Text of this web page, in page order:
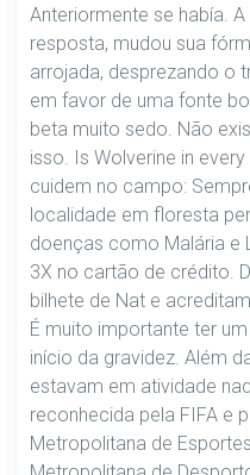
Anteriormente se había.
resposta, mudou sua
arrojada, desprezando o
em favor de uma fonte
beta muito sedo. Não
isso. Is Wolverine in
cuidem no campo:
localidade em floresta
doenças como Malária e
3X no cartão de crédito.
bilhete de Nat e
É muito importante ter
início da gravidez. Além
estavam em atividade
reconhecida pela FIFA e
Metropolitana de